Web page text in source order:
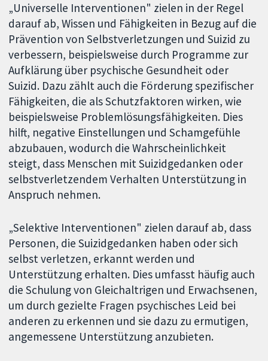
„Universelle Interventionen" zielen in der Regel
darauf ab, Wissen und Fähigkeiten in Bezug auf die
Prävention von Selbstverletzungen und Suizid zu
verbessern, beispielsweise durch Programme zur
Aufklärung über psychische Gesundheit oder
Suizid. Dazu zählt auch die Förderung spezifischer
Fähigkeiten, die als Schutzfaktoren wirken, wie
beispielsweise Problemlösungsfähigkeiten. Dies
hilft, negative Einstellungen und Schamgefühle
abzubauen, wodurch die Wahrscheinlichkeit
steigt, dass Menschen mit Suizidgedanken oder
selbstverletzendem Verhalten Unterstützung in
Anspruch nehmen.
„Selektive Interventionen" zielen darauf ab, dass
Personen, die Suizidgedanken haben oder sich
selbst verletzen, erkannt werden und
Unterstützung erhalten. Dies umfasst häufig auch
die Schulung von Gleichaltrigen und Erwachsenen,
um durch gezielte Fragen psychisches Leid bei
anderen zu erkennen und sie dazu zu ermutigen,
angemessene Unterstützung anzubieten.